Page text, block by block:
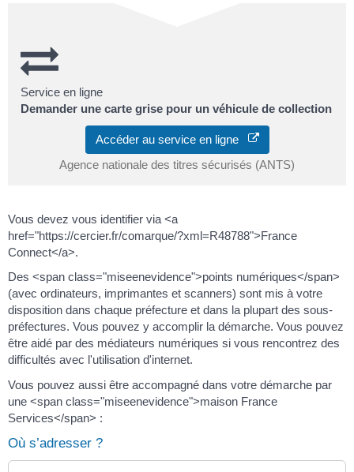
Service en ligne
Demander une carte grise pour un véhicule de collection
Accéder au service en ligne
Agence nationale des titres sécurisés (ANTS)
Vous devez vous identifier via <a
href="https://cercier.fr/comarque/?xml=R48788">France
Connect</a>.
Des <span class="miseenevidence">points numériques</span>
(avec ordinateurs, imprimantes et scanners) sont mis à votre
disposition dans chaque préfecture et dans la plupart des sous-
préfectures. Vous pouvez y accomplir la démarche. Vous pouvez
être aidé par des médiateurs numériques si vous rencontrez des
difficultés avec l'utilisation d'internet.
Vous pouvez aussi être accompagné dans votre démarche par
une <span class="miseenevidence">maison France
Services</span> :
Où s’adresser ?